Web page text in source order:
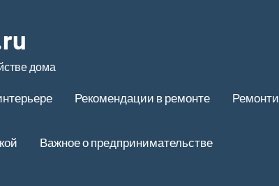
дома
Рекомендации в ремонте
Важное о предпринимательстве